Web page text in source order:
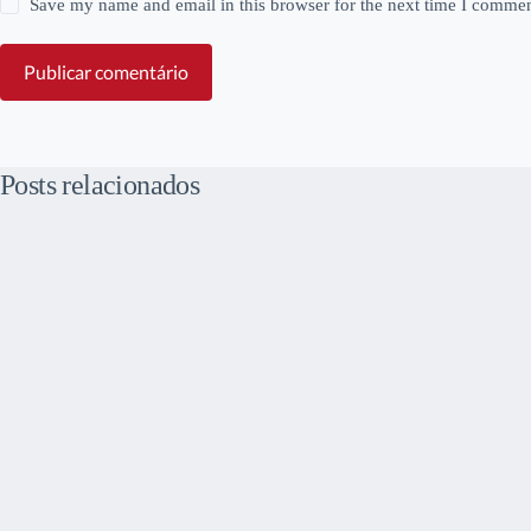
Save my name and email in this browser for the next time I
Publicar comentário
Posts relacionados